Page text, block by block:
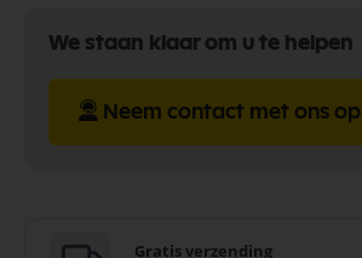
We staan klaar om u te helpen
Neem contact met ons op
Gratis verzending